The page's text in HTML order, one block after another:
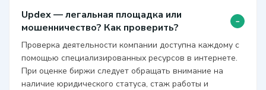
Updex — легальная площадка или
мошенничество? Как проверить?
-
Проверка деятельности компании доступна каждому с
помощью специализированных ресурсов в интернете.
При оценке биржи следует обращать внимание на
наличие юридического статуса, стаж работы и